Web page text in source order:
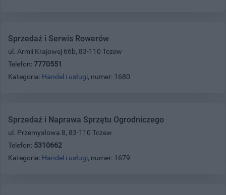
Sprzedaż i Serwis Rowerów
ul. Armii Krajowej 66b, 83-110 Tczew
Telefon: 7770551
Kategoria: Handel i usługi, numer: 1680
Sprzedaż i Naprawa Sprzętu Ogrodniczego
ul. Przemysłowa 8, 83-110 Tczew
Telefon: 5310662
Kategoria: Handel i usługi, numer: 1679